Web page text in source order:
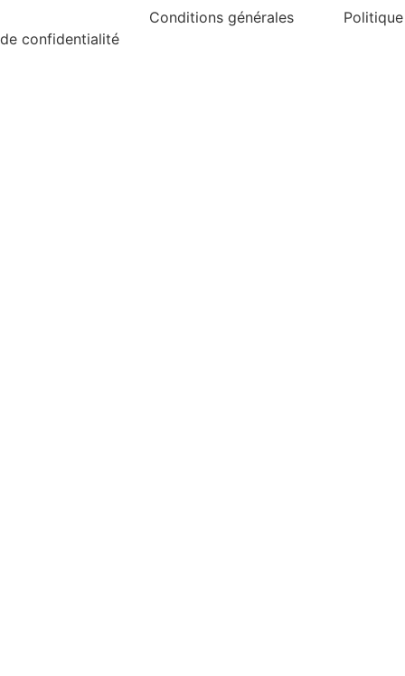
Conditions générales Politique
de confidentialité